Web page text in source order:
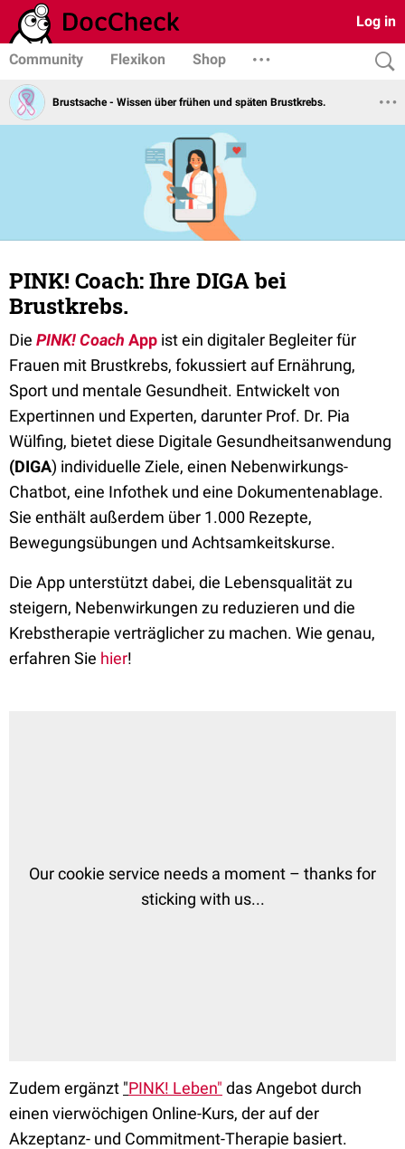
Log in
Community Flexikon Shop
Brustsache - Wissen über frühen und späten Brustkrebs.
PINK! Coach: Ihre DIGA bei
Brustkrebs.
Die PINK! Coach App ist ein digitaler Begleiter für
Frauen mit Brustkrebs, fokussiert auf Ernährung,
Sport und mentale Gesundheit. Entwickelt von
Expertinnen und Experten, darunter Prof. Dr. Pia
Wülfing, bietet diese Digitale Gesundheitsanwendung
(DIGA) individuelle Ziele, einen Nebenwirkungs-
Chatbot, eine Infothek und eine Dokumentenablage.
Sie enthält außerdem über 1.000 Rezepte,
Bewegungsübungen und Achtsamkeitskurse.
Die App unterstützt dabei, die Lebensqualität zu
steigern, Nebenwirkungen zu reduzieren und die
Krebstherapie verträglicher zu machen. Wie genau,
erfahren Sie hier!
Zudem ergänzt "PINK! Leben" das Angebot durch
einen vierwöchigen Online-Kurs, der auf der
Akzeptanz- und Commitment-Therapie basiert.